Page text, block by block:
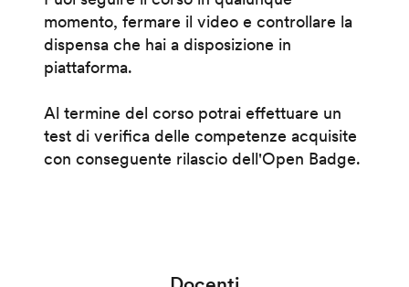
momento, fermare il video e controllare la
dispensa che hai a disposizione in
piattaforma.
Al termine del corso potrai effettuare un
test di verifica delle competenze acquisite
con conseguente rilascio dell'Open Badge.